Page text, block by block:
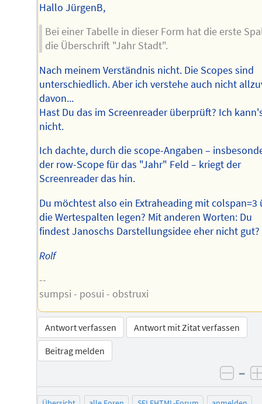
Hallo JürgenB,
Bei einer Tabelle in dieser Form hat die erste
die Überschrift "Jahr Stadt".
Nach meinem Verständnis nicht. Die Scopes sind
unterschiedlich. Aber ich verstehe auch nicht
davon...
Hast Du das im Screenreader überprüft? Ich
nicht.
Ich dachte, durch die scope-Angaben –
der row-Scope für das "Jahr" Feld – kriegt der
Screenreader das hin.
Du möchtest also ein Extraheading mit colspan=3
die Wertespalten legen? Mit anderen Worten: Du
findest Janoschs Darstellungsidee eher nicht gut?
Rolf
--
sumpsi - posui - obstruxi
Antwort verfassen
Antwort mit Zitat verfassen
Beitrag melden
–